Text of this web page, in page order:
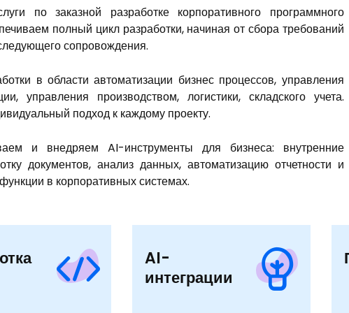
по заказной разработке корпоративного программного
полный цикл разработки, начиная от сбора требований
сопровождения.
в области автоматизации бизнес процессов, управления
управления производством, логистики, складского учета.
подход к каждому проекту.
и внедряем AI-инструменты для бизнеса: внутренние
документов, анализ данных, автоматизацию отчетности и
в корпоративных системах.
AI-
интеграции